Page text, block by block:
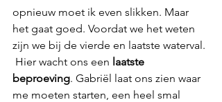
opnieuw moet ik even slikken. Maar
het gaat goed. Voordat we het weten
zijn we bij de vierde en laatste waterval.
Hier wacht ons een laatste
beproeving. Gabriël laat ons zien waar
me moeten starten, een heel smal